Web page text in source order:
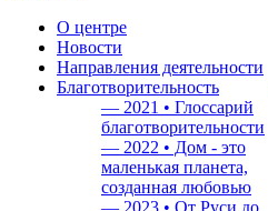
О центре
Новости
Направления деятельности
Благотворительность
— 2021 • Глоссарий
благотворительности
— 2022 • Дом - это
маленькая планета,
созданная любовью
— 2023 • От Руси до